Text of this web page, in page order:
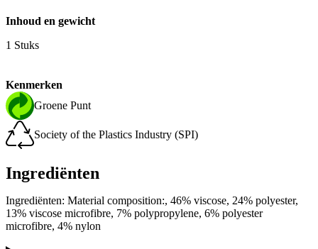
Inhoud en gewicht
1 Stuks
Kenmerken
Groene Punt
Society of the Plastics Industry (SPI)
Ingrediënten
Ingrediënten: Material composition:, 46% viscose, 24% polyester,
13% viscose microfibre, 7% polypropylene, 6% polyester
microfibre, 4% nylon